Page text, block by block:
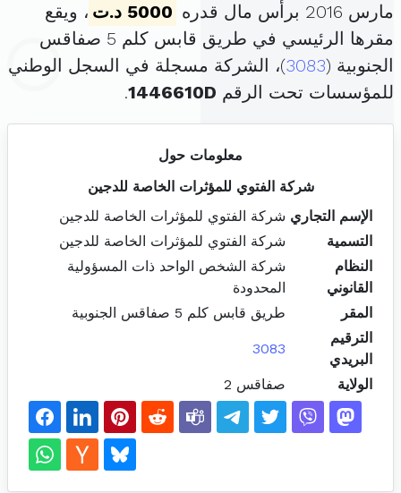
مارس 2016 برأس مال قدره
5000 د.ت
، ويقع
مقرها الرئيسي في طريق قابس كلم 5 صفاقس
الجنوبية (3083)، الشركة مسجلة في السجل الوطني
للمؤسسات تحت الرقم 1446610D
.
معلومات حول
شركة الفتوي للمؤثرات الخاصة للدجين
الإسم التجاري شركة الفتوي للمؤثرات الخاصة للدجين
التسمية
شركة الفتوي للمؤثرات الخاصة للدجين
النظام
القانوني
شركة الشخص الواحد ذات المسؤولية
المحدودة
المقر
طريق قابس كلم 5 صفاقس الجنوبية
الترقيم
البريدي
3083
الولاية صفاقس 2